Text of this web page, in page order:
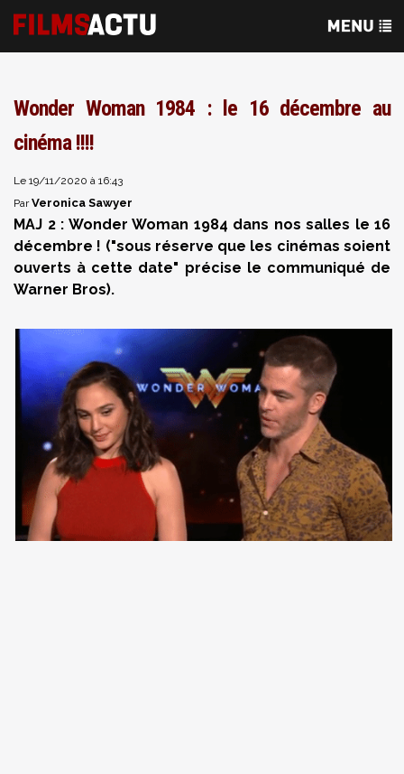
Wonder Woman 1984 : le 16 décembre au
cinéma !!!!
Le 19/11/2020 à 16:43
ParVeronica Sawyer
MAJ 2 : Wonder Woman 1984 dans nos salles le 16
décembre ! ("sous réserve que les cinémas soient
ouverts à cette date" précise le communiqué de
Warner Bros).